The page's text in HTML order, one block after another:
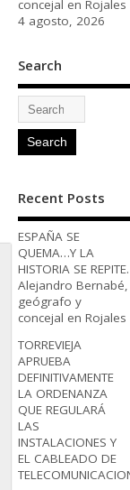
concejal en Rojales
4 agosto, 2026
Search
Recent Posts
ESPAÑA SE
QUEMA…Y LA
HISTORIA SE REPITE.
Alejandro Bernabé,
geógrafo y
concejal en Rojales
TORREVIEJA
APRUEBA
DEFINITIVAMENTE
LA ORDENANZA
QUE REGULARÁ
LAS
INSTALACIONES Y
EL CABLEADO DE